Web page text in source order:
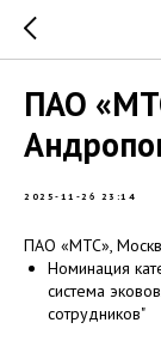
ПАО
2025-11-26 23:14
ПАО «МТС»,
Номинация
система
сотрудников"